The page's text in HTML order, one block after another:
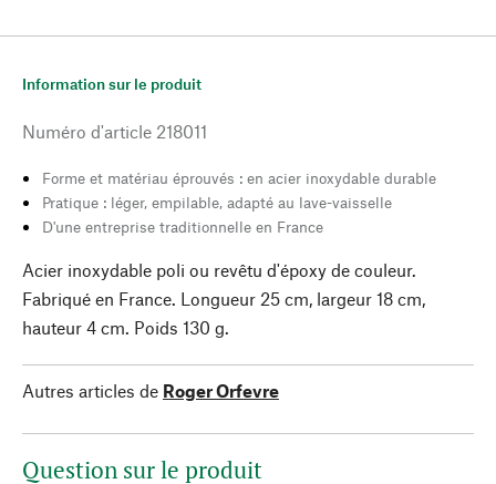
Information sur le produit
Numéro d'article 218011
Forme et matériau éprouvés : en acier inoxydable durable
Pratique : léger, empilable, adapté au lave-vaisselle
D'une entreprise traditionnelle en France
Acier inoxydable poli ou revêtu d'époxy de couleur.
Fabriqué en France. Longueur 25 cm, largeur 18 cm,
hauteur 4 cm. Poids 130 g.
Autres articles de Roger Orfevre
Question sur le produit